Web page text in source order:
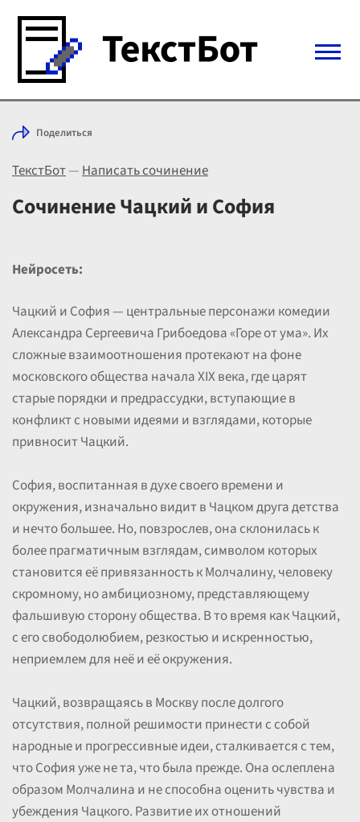
Войти с Telegram
Выбрать режим
Цены
Поделиться
ТекстБот—Написать сочинение
Сочинение Чацкий и София
Нейросеть:
Чацкий и София — центральные персонажи комедии
Александра Сергеевича Грибоедова «Горе от ума». Их
сложные взаимоотношения протекают на фоне
московского общества начала XIX века, где царят
старые порядки и предрассудки, вступающие в
конфликт с новыми идеями и взглядами, которые
привносит Чацкий.
София, воспитанная в духе своего времени и
окружения, изначально видит в Чацком друга детства
и нечто большее. Но, повзрослев, она склонилась к
более прагматичным взглядам, символом которых
становится её привязанность к Молчалину, человеку
скромному, но амбициозному, представляющему
фальшивую сторону общества. В то время как Чацкий,
с его свободолюбием, резкостью и искренностью,
неприемлем для неё и её окружения.
Чацкий, возвращаясь в Москву после долгого
отсутствия, полной решимости принести с собой
народные и прогрессивные идеи, сталкивается с тем,
что София уже не та, что была прежде. Она ослеплена
образом Молчалина и не способна оценить чувства и
убеждения Чацкого. Развитие их отношений